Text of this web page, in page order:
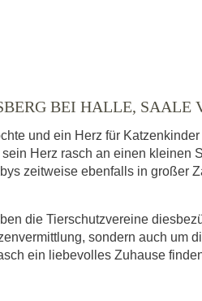
Tiers
BEI HALLE, SAALE
und ein Herz für
Herz rasch an einen kleinen
zeitweise ebenfalls in großer
die Tierschutzvereine
sondern auch um
ein liebevolles Zuhause